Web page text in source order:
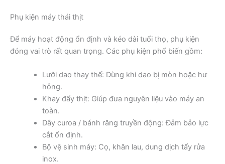
Phụ kiện máy thái thịt
Để máy hoạt động ổn định và kéo dài tuổi thọ, phụ kiện
đóng vai trò rất quan trọng. Các phụ kiện phổ biến gồm:
Lưỡi dao thay thế: Dùng khi dao bị mòn hoặc hư
hỏng.
Khay đẩy thịt: Giúp đưa nguyên liệu vào máy an
toàn.
Dây curoa / bánh răng truyền động: Đảm bảo lực
cắt ổn định.
Bộ vệ sinh máy: Cọ, khăn lau, dung dịch tẩy rửa
inox.